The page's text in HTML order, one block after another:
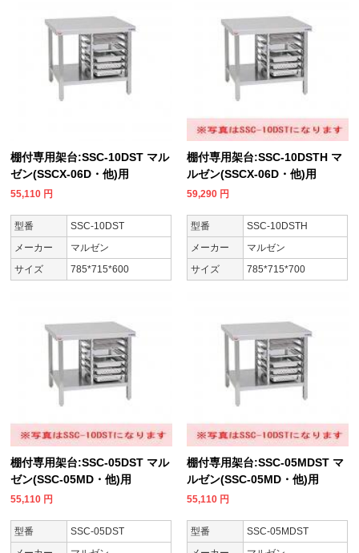
棚付専用架台:SSC-10DST マル
ゼン(SSCX-06D・他)用
55,110 円
型番
SSC-10DST
メーカー
マルゼン
サイズ
785*715*600
棚付専用架台:SSC-10DSTH マ
ルゼン(SSCX-06D・他)用
59,290 円
型番
SSC-10DSTH
メーカー
マルゼン
サイズ
785*715*700
棚付専用架台:SSC-05DST マル
ゼン(SSC-05MD・他)用
55,110 円
型番
SSC-05DST
棚付専用架台:SSC-05MDST マ
ルゼン(SSC-05MD・他)用
55,110 円
型番
SSC-05MDST